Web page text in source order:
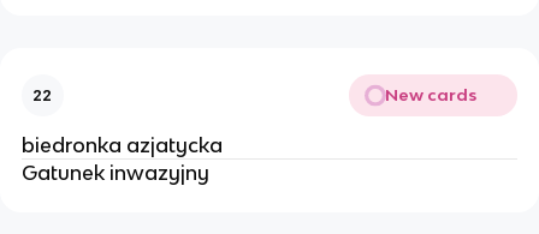
22 New cards
biedronka azjatycka
Gatunek inwazyjny